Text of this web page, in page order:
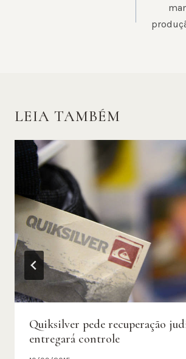
LEIA TAMBÉM
Quiksilver pede recuperação
entregará controle